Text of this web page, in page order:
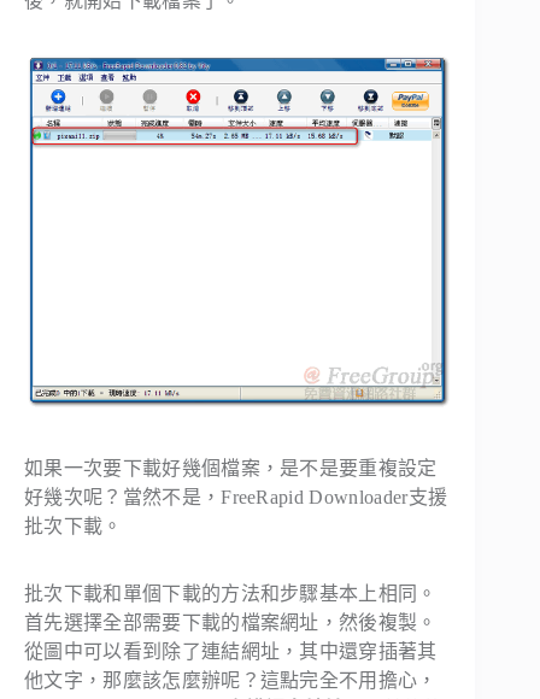
如果一次要下載好幾個檔案，是不是要重複設定
好幾次呢？當然不是，FreeRapid Downloader支援
批次下載。
批次下載和單個下載的方法和步驟基本上相同。
首先選擇全部需要下載的檔案網址，然後複製。
從圖中可以看到除了連結網址，其中還穿插著其
他文字，那麼該怎麼辦呢？這點完全不用擔心，